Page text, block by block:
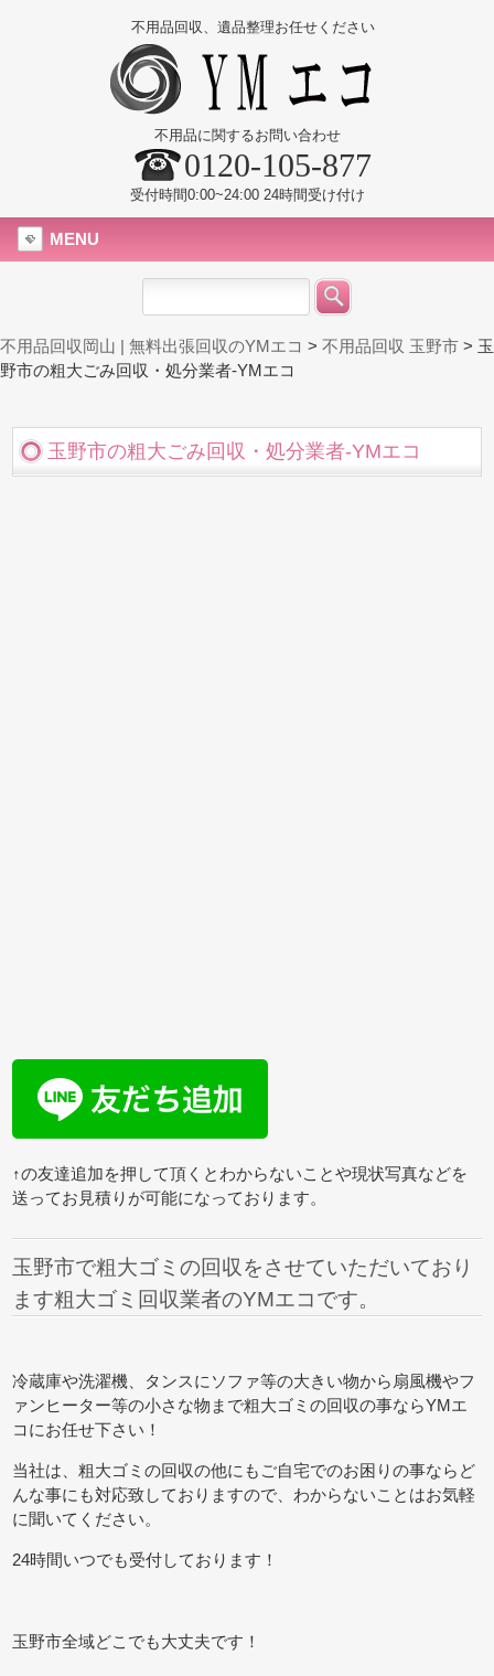
不用品回収、遺品整理お任せください
不用品に関するお問い合わせ
0120-105-877
受付時間0:00~24:00 24時間受け付け
MENU
不用品回収岡山 | 無料出張回収のYMエコ > 不用品回収 玉野市 > 玉
野市の粗大ごみ回収・処分業者-YMエコ
玉野市の粗大ごみ回収・処分業者-YMエコ
↑の友達追加を押して頂くとわからないことや現状写真などを
送ってお見積りが可能になっております。
玉野市で粗大ゴミの回収をさせていただいており
ます粗大ゴミ回収業者のYMエコです。
冷蔵庫や洗濯機、タンスにソファ等の大きい物から扇風機やフ
ァンヒーター等の小さな物まで粗大ゴミの回収の事ならYMエ
コにお任せ下さい！
当社は、粗大ゴミの回収の他にもご自宅でのお困りの事ならど
んな事にも対応致しておりますので、わからないことはお気軽
に聞いてください。
24時間いつでも受付しております！
玉野市全域どこでも大丈夫です！